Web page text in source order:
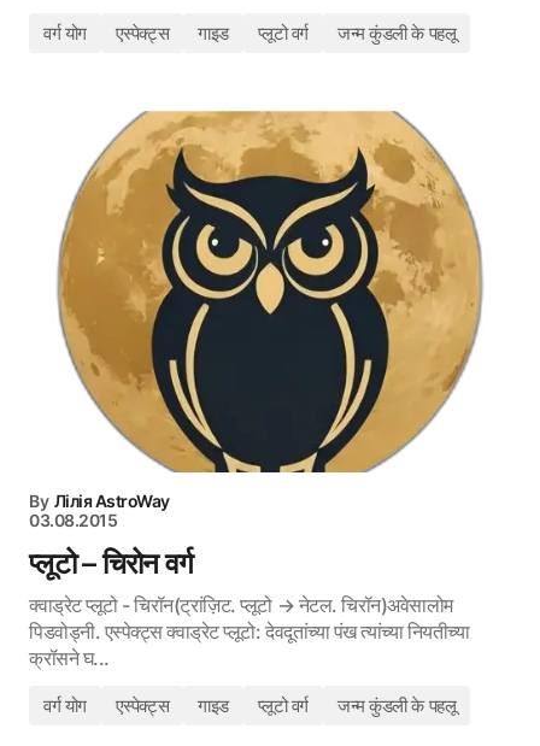
वर्ग योग एस्पेक्ट्स गाइड प्लूटो वर्ग जन्म कुंडली के पहलू
By Лілія AstroWay
03.08.2015
प्लूटो – चिरोन वर्ग
क्वाड्रेट प्लूटो - चिरॉन(ट्रांज़िट. प्लूटो → नेटल. चिरॉन)अवेसालोम
पिडवोड्नी. एस्पेक्ट्स क्वाड्रेट प्लूटो: देवदूतांच्या पंख त्यांच्या नियतीच्या
क्रॉसने घ...
वर्ग योग एस्पेक्ट्स गाइड प्लूटो वर्ग जन्म कुंडली के पहलू